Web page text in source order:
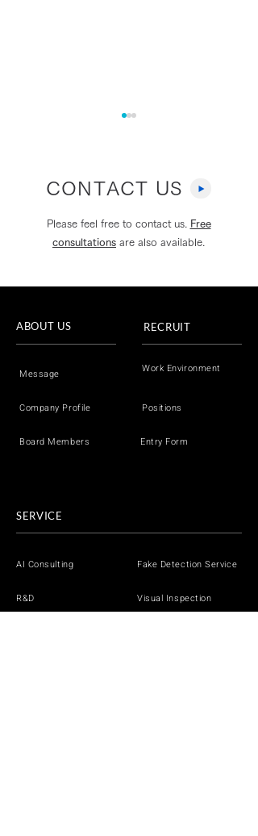
NABLAS、音声の会話内
精度に詐欺被害を防止〜
CONTACT US
Please feel free to contact us. Free
consultations are also available.
ABOUT US
Message
Company Profile
Board Members
RECRUIT
Work Environment
Positions
Entry Form
SERVICE
AI Consulting
R&D
Fake Detection Service
Visual Inspection